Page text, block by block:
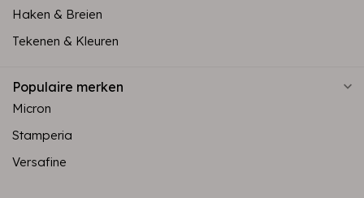
Haken & Breien
Tekenen & Kleuren
Populaire merken
Micron
Stamperia
Versafine